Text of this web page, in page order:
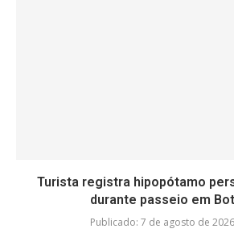
Turista registra hipopótamo
durante passeio em
Publicado: 7 de agosto de